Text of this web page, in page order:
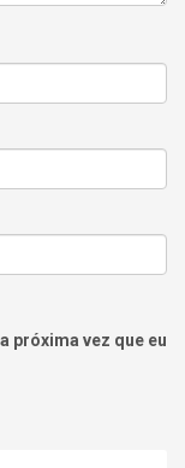
próxima vez que eu